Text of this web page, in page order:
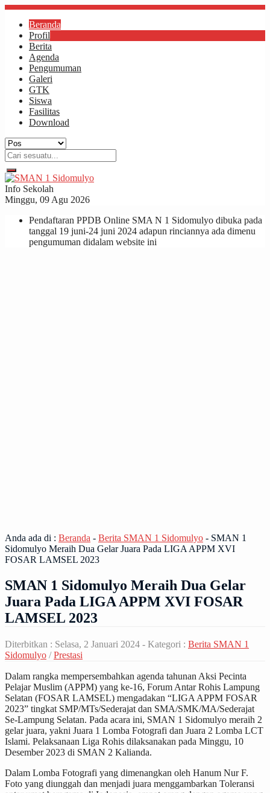
Beranda
Profil
Berita
Agenda
Pengumuman
Galeri
GTK
Siswa
Fasilitas
Download
Info Sekolah
Minggu, 09 Agu 2026
Pendaftaran PPDB Online SMA N 1 Sidomulyo dibuka pada
tanggal 19 juni-24 juni 2024 adapun rinciannya ada dimenu
pengumuman didalam website ini
Anda ada di : Beranda - Berita SMAN 1 Sidomulyo - SMAN 1
Sidomulyo Meraih Dua Gelar Juara Pada LIGA APPM XVI
FOSAR LAMSEL 2023
SMAN 1 Sidomulyo Meraih Dua Gelar
Juara Pada LIGA APPM XVI FOSAR
LAMSEL 2023
Diterbitkan : Selasa, 2 Januari 2024 - Kategori : Berita SMAN 1
Sidomulyo /Prestasi
Dalam rangka mempersembahkan agenda tahunan Aksi Pecinta
Pelajar Muslim (APPM) yang ke-16, Forum Antar Rohis Lampung
Selatan (FOSAR LAMSEL) mengadakan “LIGA APPM FOSAR
2023” tingkat SMP/MTs/Sederajat dan SMA/SMK/MA/Sederajat
Se-Lampung Selatan. Pada acara ini, SMAN 1 Sidomulyo meraih 2
gelar juara, yakni Juara 1 Lomba Fotografi dan Juara 2 Lomba LCT
Islami. Pelaksanaan Liga Rohis dilaksanakan pada Minggu, 10
Desember 2023 di SMAN 2 Kalianda.
Dalam Lomba Fotografi yang dimenangkan oleh Hanum Nur F.
Foto yang diunggah dan menjadi juara menggambarkan Toleransi